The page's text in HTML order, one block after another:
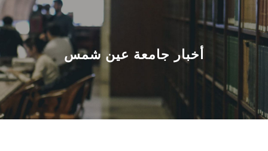
عن الجامعة
القطاعـات
الشئون الأكاديمية
البحث العلمي
أخبار جامعة عين شمس